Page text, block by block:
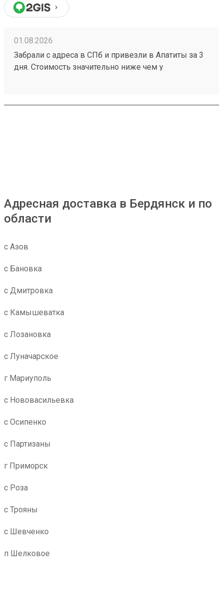
01.08.2026
Забрали с адреса в СПб и привезли в Апатиты за 3
дня. Стоимость значительно ниже чем у
компанией! Номер заказа 260691900.
Адресная доставка в Бердянск и по
области
с Азов
с Бановка
с Дмитровка
с Камышеватка
с Лозановка
с Луначарское
г Мариуполь
с Нововасильевка
с Осипенко
с Партизаны
г Приморск
с Роза
с Трояны
с Шевченко
п Шелковое